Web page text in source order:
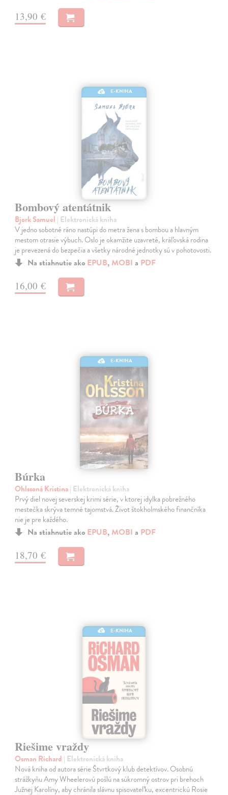
13,90 €
E-KNIHA
Bombový atentátnik
Bjork Samuel | Elektronická kniha
V jedno sobotné ráno nastúpi do metra žena s bombou a hlavným
mestom otrasie výbuch. Oslo je okamžite uzavreté, kráľovská rodina
je prevezená do bezpečia a všetky národné jednotky sú v pohotovosti.
Na stiahnutie ako EPUB, MOBI a PDF
16,00 €
E-KNIHA
Búrka
Ohlssoná Kristina| Elektronická kniha
Prvý diel novej severskej krimi série, v ktorej idylka pobrežného
mestečka skrýva temné tajomstvá. Život štokholmského finančníka
nie je pre každého.
Na stiahnutie ako EPUB, MOBI a PDF
18,70 €
E-KNIHA
Riešime vraždy
Osman Richard | Elektronická kniha
Nová kniha od autora série Štvrtkový klub detektívov. Osobnú
strážkyňu Amy Wheelerovú pošlú na súkromný ostrov pri brehoch
Južnej Karolíny, aby chránila slávnu spisovateľku, excentrickú Rosie